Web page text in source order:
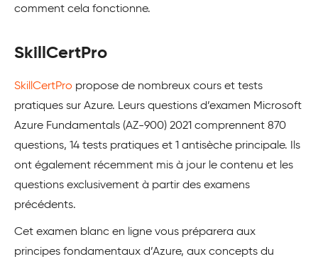
comment cela fonctionne.
SkillCertPro
SkillCertPro propose de nombreux cours et tests
pratiques sur Azure. Leurs questions d’examen Microsoft
Azure Fundamentals (AZ-900) 2021 comprennent 870
questions, 14 tests pratiques et 1 antisèche principale. Ils
ont également récemment mis à jour le contenu et les
questions exclusivement à partir des examens
précédents.
Cet examen blanc en ligne vous préparera aux
principes fondamentaux d’Azure, aux concepts du